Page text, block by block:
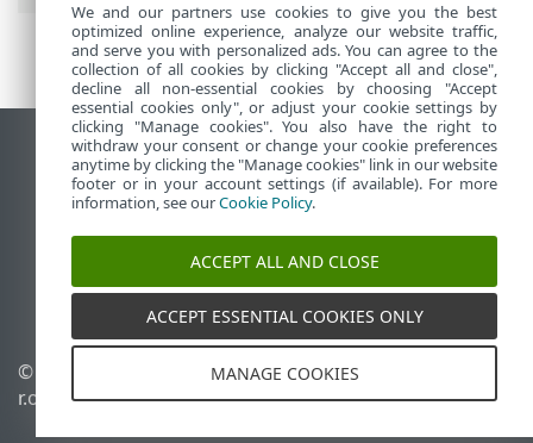
Afficher le site pour ordinateur de bureau
End of Life
Base de connaissances ESET
ESET Status Portal
Assistance régionale
© 1992 - 2026 ESET, spol. s
r.o. - Tous droits réservés.
Gérer les témoins
Politique relative aux
We and our partners use cookies to give you the best
optimized online experience, analyze our website traffic,
and serve you with personalized ads. You can agree to the
collection of all cookies by clicking "Accept all and close",
decline all non-essential cookies by choosing "Accept
essential cookies only", or adjust your cookie settings by
clicking "Manage cookies". You also have the right to
withdraw your consent or change your cookie preferences
anytime by clicking the "Manage cookies" link in our website
footer or in your account settings (if available). For more
information, see ourCookie Policy.
ACCEPT ALL AND CLOSE
ACCEPT ESSENTIAL COOKIES ONLY
MANAGE COOKIES